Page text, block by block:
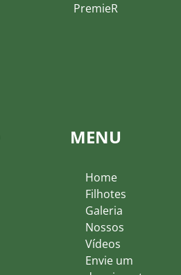
PremieR
MENU
Home
Filhotes
Galeria
Nossos
Vídeos
Envie um